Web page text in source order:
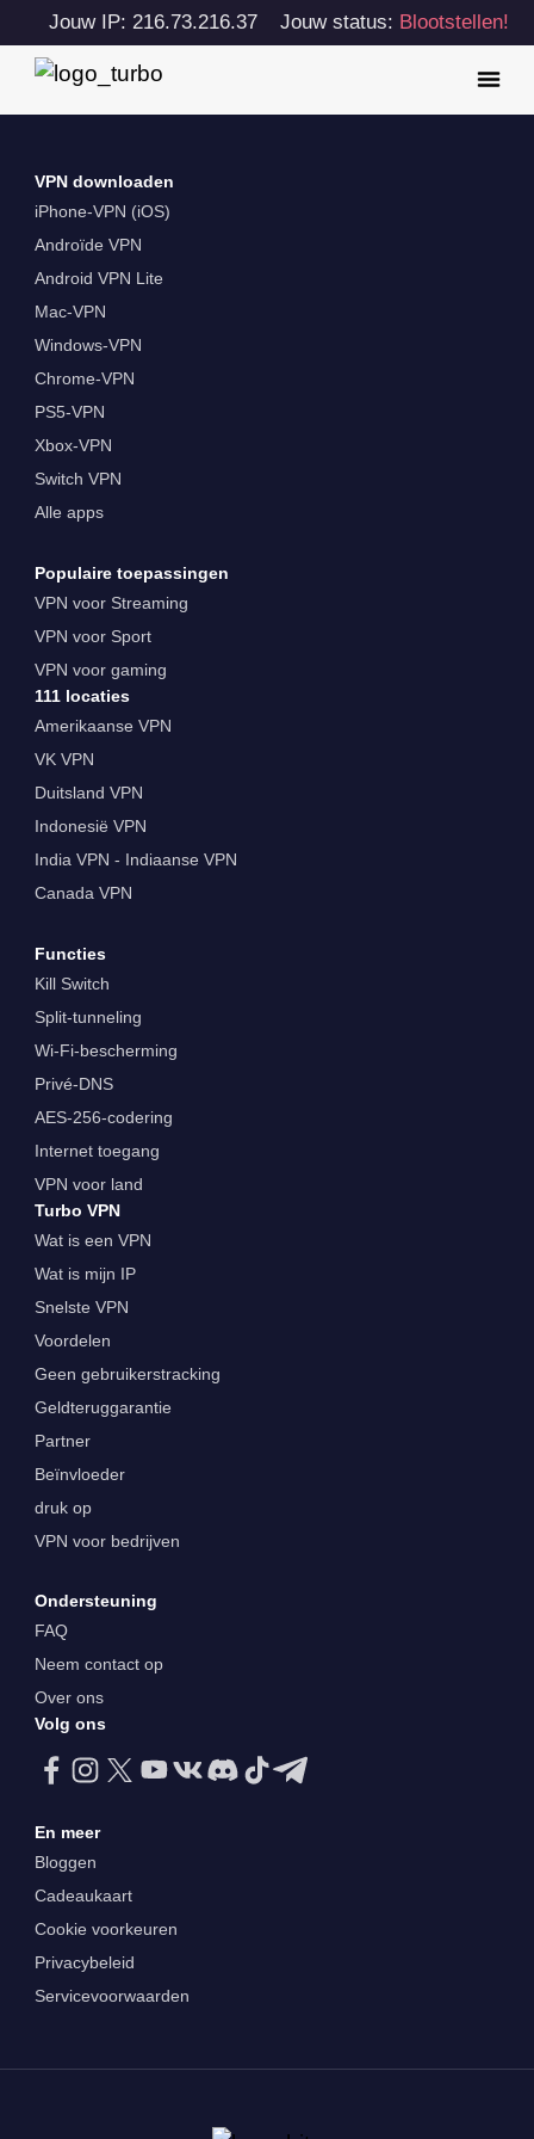
Jouw IP: 216.73.216.37 Jouw status: Blootstellen!
VPN downloaden
iPhone-VPN (iOS)
Androïde VPN
Android VPN Lite
Mac-VPN
Windows-VPN
Chrome-VPN
PS5-VPN
Xbox-VPN
Switch VPN
Alle apps
Populaire toepassingen
VPN voor Streaming
VPN voor Sport
VPN voor gaming
111 locaties
Amerikaanse VPN
VK VPN
Duitsland VPN
Indonesië VPN
India VPN - Indiaanse VPN
Canada VPN
Functies
Kill Switch
Split-tunneling
Wi-Fi-bescherming
Privé-DNS
AES-256-codering
Internet toegang
VPN voor land
Turbo VPN
Wat is een VPN
Wat is mijn IP
Snelste VPN
Voordelen
Geen gebruikerstracking
Geldteruggarantie
Partner
Beïnvloeder
druk op
VPN voor bedrijven
Ondersteuning
FAQ
Neem contact op
Over ons
Volg ons
En meer
Bloggen
Cadeaukaart
Cookie voorkeuren
Privacybeleid
Servicevoorwaarden